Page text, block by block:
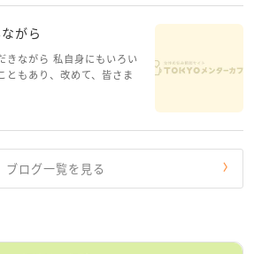
がら
きながら 私自身にもいろい
ともあり、改めて、皆さま
な、もがいてる。わたし
励まされるような日々で
ブログ一覧を見る